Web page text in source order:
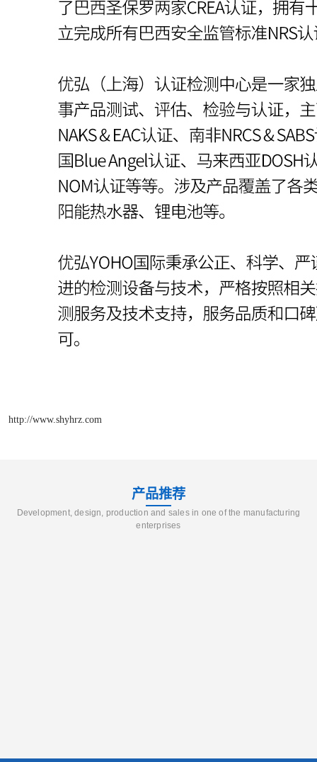
http://www.shyhrz.com
产品推荐
Development, design, production and sales in one of the manufacturing
enterprises